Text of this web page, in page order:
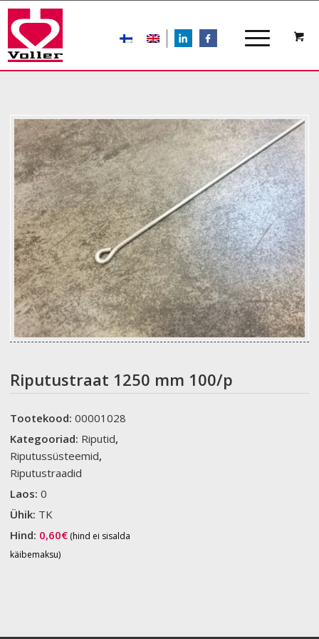
LIn
Riputustraat 1250 mm 100/p
Tootekood:00001028
Kategooriad: Riputid,
Riputussüsteemid,
Riputustraadid
Laos:0
Ühik: TK
Hind: 0,60€ (hind ei sisalda
käibemaksu)